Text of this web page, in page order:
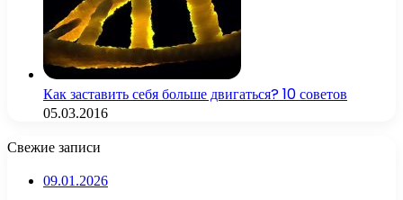
Как заставить себя больше двигаться? 10 советов
05.03.2016
Свежие записи
09.01.2026